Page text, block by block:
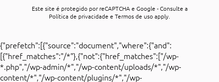
Este site é protegido por reCAPTCHA e Google - Consulte a
Política de privacidade e Termos de usoapply.
{"prefetch":[{"source":"document","where":{"and":
[{"href_matches":"/*"},{"not":{"href_matches":["/wp-
*.php","/wp-admin/*","/wp-content/uploads/*","/wp-
content/*","/wp-content/plugins/*","/wp-